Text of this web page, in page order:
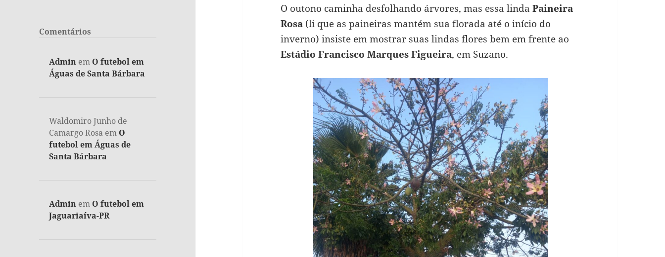
Comentários
Admin em O futebol em
Águas de Santa Bárbara
Waldomiro Junho de
Camargo Rosa em O
futebol em Águas de
Santa Bárbara
Admin em O futebol em
Jaguariaíva-PR
O outono caminha desfolhando árvores, mas essa linda Paineira
Rosa(li que as paineiras mantém sua florada até o início do
inverno) insiste em mostrar suas lindas flores bem em frente ao
Estádio Francisco Marques Figueira, em Suzano.